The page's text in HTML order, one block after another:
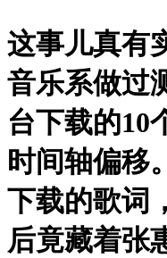
这事儿真有
音乐系做过
台下载的10
时间轴偏移
下载的歌词
后竟藏着张